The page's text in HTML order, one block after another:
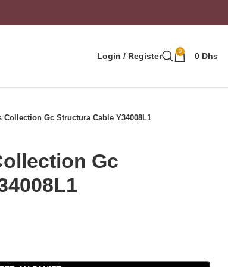
Login / Register 0 0 Dhs
Collection Gc Structura Cable Y34008L1
Gc